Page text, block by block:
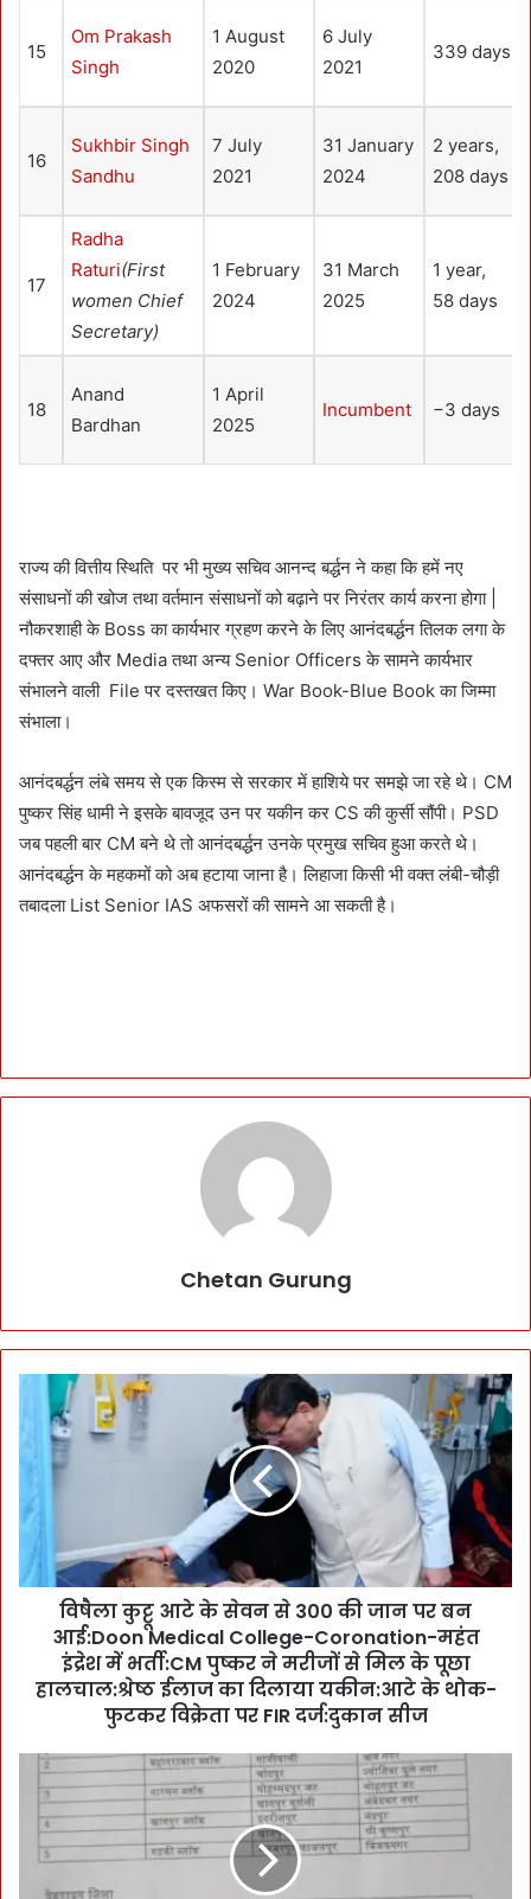
15
Om Prakash
Singh
1 August
2020
6 July
2021
339 days
16
Sukhbir Singh
Sandhu
7 July
2021
31 January
2024
2 years,
208 days
17
Radha
Raturi(First
women Chief
Secretary)
1 February
2024
31 March
2025
1 year,
58 days
18
Anand
Bardhan
1 April
2025
Incumbent −3 days
राज्य की वित्तीय स्थिति पर भी मुख्य सचिव आनन्द बर्द्धन ने कहा कि हमें नए
संसाधनों की खोज तथा वर्तमान संसाधनों को बढ़ाने पर निरंतर कार्य करना होगा |
नौकरशाही के Boss का कार्यभार ग्रहण करने के लिए आनंदबर्द्धन तिलक लगा के
दफ्तर आए और Media तथा अन्य Senior Officers के सामने कार्यभार
संभालने वाली File पर दस्तखत किए। War Book-Blue Book का जिम्मा
संभाला।
आनंदबर्द्धन लंबे समय से एक किस्म से सरकार में हाशिये पर समझे जा रहे थे। CM
पुष्कर सिंह धामी ने इसके बावजूद उन पर यकीन कर CS की कुर्सी सौंपी। PSD
जब पहली बार CM बने थे तो आनंदबर्द्धन उनके प्रमुख सचिव हुआ करते थे।
आनंदबर्द्धन के महकमों को अब हटाया जाना है। लिहाजा किसी भी वक्त लंबी-चौड़ी
तबादला List Senior IAS अफसरों की सामने आ सकती है।
Chetan Gurung
ला
कु
आ
से
की
विषैला कुट्टू आटे के सेवन से 300 की जान पर बन
आई:Doon Medical College-Coronation-महंत
इंद्रेश में भर्ती:CM पुष्कर ने मरीजों से मिल के पूछा
हालचाल:श्रेष्ठ ईलाज का दिलाया यकीन:आटे के थोक-
फुटकर विक्रेता पर FIR दर्ज:दुकान सीज